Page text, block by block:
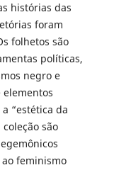
histórias das
foram
folhetos são
políticas,
negro e
“estética da
coleção são
feminismo